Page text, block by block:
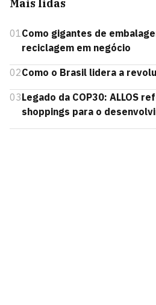
Mais lidas
01 Como gigantes de
reciclagem em negócio
02Como o Brasil lidera a
03Legado da COP30: ALLOS
shoppings para o